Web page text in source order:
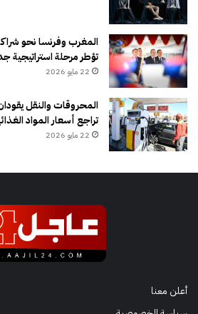
المغرب وفرنسا نحو
تؤطر مرحلة استراتيجية
22 مايو 2026
المحروقات والنقل
تراجع أسعار المواد
22 مايو 2026
أعلن معنا